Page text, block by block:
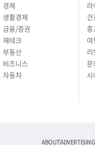
경제
생활경제
금융/증권
재테크
부동산
비즈니스
자동차
라
건
종
여
리
문
시
ABOUTADVERTISING